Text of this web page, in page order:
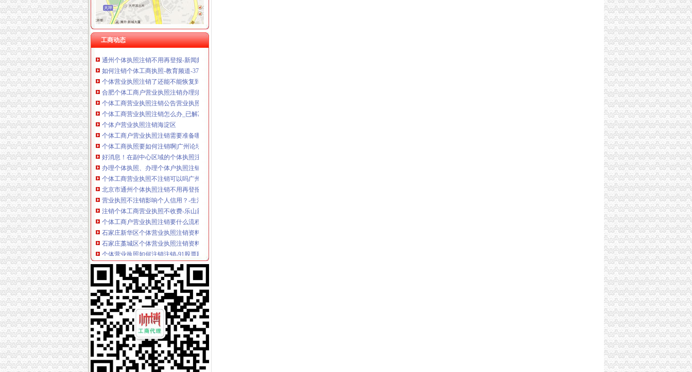
工商动态
个体户营业执照注销-中国制造交易网
【个体执照注销解除经营异常执照新办公司执照变更地址变更】价
进贤县个体工商执照注销_分公司工商注销流程-嘉博财务管理_【会计
个体工商户营业执照注销了,商标还有效吗？-商标问答-尚标
通州个体执照注销不用再登报-新闻频道-华龙网
如何注销个体工商执照-教育频道-3721健康知识网
个体营业执照注销了还能不能恢复到以前_已解决-阿里巴巴生意经
合肥个体工商户营业执照注销办理须知_搜狐财经_搜狐网
个体工商营业执照注销公告营业执照注销公告登报电-北京58同城
个体工商营业执照注销怎么办_已解决-阿里巴巴生意经
个体户营业执照注销海淀区
个体工商户营业执照注销需要准备哪些资料-广州58同城
个体工商执照要如何注销啊|广州论坛|大粤社区|广东城市生活社区
好消息！在副中心区域的个体执照注销不用再登报
办理个体执照、办理个体户执照注销、变更个体户护照-北京58同城
个体工商营业执照不注销可以吗广州的-工商营业执照如果不注销会有
北京市通州个体执照注销不用再登报公告-新闻频道-华龙网
营业执照不注销影响个人信用？-生活杂谈-得意生活-武汉生活消费社区
注销个体工商营业执照不收费-乐山新闻网
个体工商户营业执照注销要什么流程-赚客大家谈-赚客吧
石家庄新华区个体营业执照注销资料-河北石家庄检验认证信息
石家庄藁城区个体营业执照注销资料-河北石家庄检验认证信息
个体营业执照如何注销注销-91股票网
北京海淀怎么注销个体户营业执照公司个体不注销的后果代理咨询-娃
【代办个体户营业执照】代办个体营业执照价格_个体户营业执照注销
个体营业执照注销了还可以恢复吗【余庆吧】_百度贴吧
个体工商户营业执照办好以后一个月内可以申请注销吗？-个体营业执
广州个体户执照注销|广州个体户注册注销|奔创专业办理
个体户营业执照注销问题-温州市网络问政平台
个体工商户营业执照注销,谁来承担工伤赔偿责任？-律快车劳动
个体工商户营业执照注销事宜-上海注册公司网
工商个体户营业执照注销注意事项专业代办营业执照注销-爱喇叭网
企业个体营业执照注销流程（被吊销）注销流程-91股票网
个体工商营业执照注销申请表.doc下载-支持高清免费浏览-max文档